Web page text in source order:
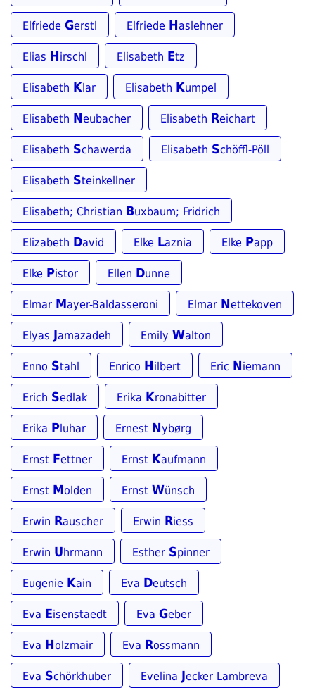
Elfriede Gerstl Elfriede Haslehner
Elias Hirschl Elisabeth Etz
Elisabeth Klar Elisabeth Kumpel
Elisabeth Neubacher Elisabeth Reichart
Elisabeth Schawerda Elisabeth Schöffl-Pöll
Elisabeth Steinkellner
Elisabeth; Christian Buxbaum; Fridrich
Elizabeth David Elke Laznia Elke Papp
Elke Pistor Ellen Dunne
Elmar Mayer-Baldasseroni Elmar Nettekoven
Elyas Jamazadeh Emily Walton
Enno Stahl Enrico Hilbert Eric Niemann
Erich Sedlak Erika Kronabitter
Erika Pluhar Ernest Nybørg
Ernst Fettner Ernst Kaufmann
Ernst Molden Ernst Wünsch
Erwin Rauscher Erwin Riess
Erwin Uhrmann Esther Spinner
Eugenie Kain Eva Deutsch
Eva Eisenstaedt Eva Geber
Eva Holzmair Eva Rossmann
Eva Schörkhuber Evelina Jecker Lambreva